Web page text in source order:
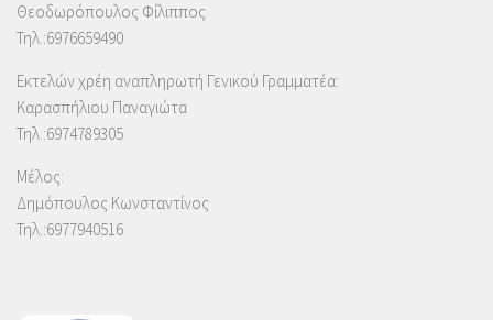
Θεοδωρόπουλος Φίλιππος
Τηλ.:6976659490
Εκτελών χρέη αναπληρωτή Γενικού Γραμματέα:
Καρασπήλιου Παναγιώτα
Τηλ.:6974789305
Μέλος:
Δημόπουλος Κωνσταντίνος
Τηλ.:6977940516